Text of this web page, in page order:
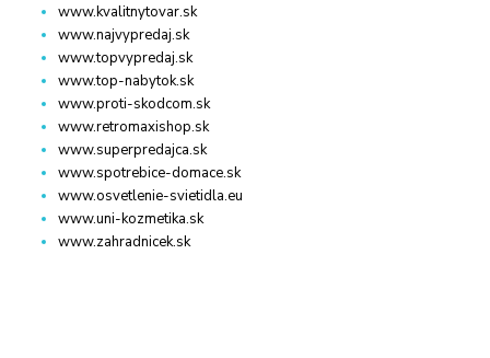
www.kvalitnytovar.sk
www.najvypredaj.sk
www.topvypredaj.sk
www.top-nabytok.sk
www.proti-skodcom.sk
www.retromaxishop.sk
www.superpredajca.sk
www.spotrebice-domace.sk
www.osvetlenie-svietidla.eu
www.uni-kozmetika.sk
www.zahradnicek.sk